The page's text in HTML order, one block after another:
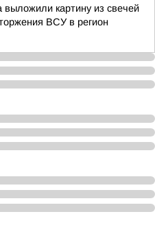
выложили картину из свечей
ВСУ в регион